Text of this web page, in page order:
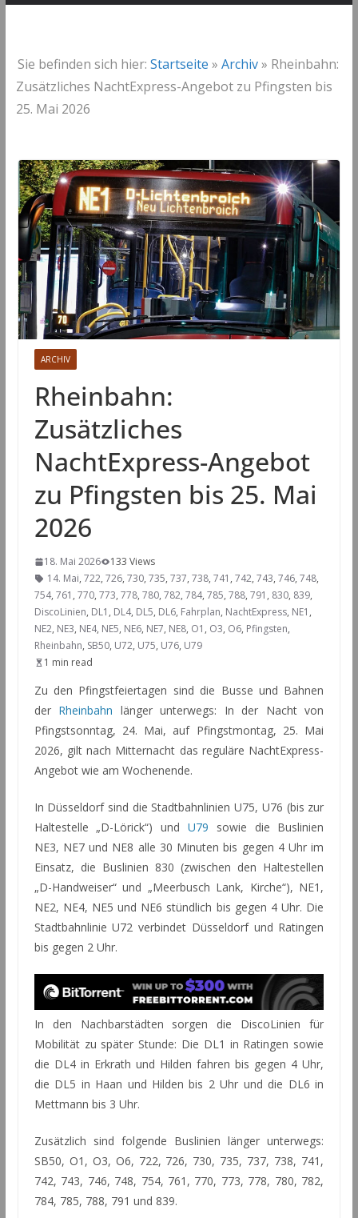
Sie befinden sich hier: Startseite » Archiv» Rheinbahn:
Zusätzliches NachtExpress-Angebot zu Pfingsten bis
25. Mai 2026
ARCHIV
Rheinbahn:
Zusätzliches
NachtExpress-Angebot
zu Pfingsten bis 25. Mai
2026
18. Mai 2026
133 Views
14. Mai, 722, 726, 730, 735, 737, 738, 741 , 742, 743, 746, 748,
754, 761 , 770, 773, 778, 780, 782, 784, 785, 788, 791 , 830, 839,
DiscoLinien, DL1 , DL4, DL5, DL6, Fahrplan, NachtExpress, NE1 ,
NE2, NE3, NE4, NE5, NE6, NE7, NE8, O1 , O3, O6, Pfingsten,
Rheinbahn, SB50, U72, U75, U76, U79
1 min read
Zu den Pfingstfeiertagen sind die Busse und Bahnen
der Rheinbahn länger unterwegs: In der Nacht von
Pfingstsonntag, 24. Mai, auf Pfingstmontag, 25. Mai
2026, gilt nach Mitternacht das reguläre NachtExpress-
Angebot wie am Wochenende.
In Düsseldorf sind die Stadtbahnlinien U75, U76 (bis zur
Haltestelle „D-Lörick“) und U79 sowie die Buslinien
NE3, NE7 und NE8 alle 30 Minuten bis gegen 4 Uhr im
Einsatz, die Buslinien 830 (zwischen den Haltestellen
„D-Handweiser“ und „Meerbusch Lank, Kirche“), NE1,
NE2, NE4, NE5 und NE6 stündlich bis gegen 4 Uhr. Die
Stadtbahnlinie U72 verbindet Düsseldorf und Ratingen
bis gegen 2 Uhr.
In den Nachbarstädten sorgen die DiscoLinien für
Mobilität zu später Stunde: Die DL1 in Ratingen sowie
die DL4 in Erkrath und Hilden fahren bis gegen 4 Uhr,
die DL5 in Haan und Hilden bis 2 Uhr und die DL6 in
Mettmann bis 3 Uhr.
Zusätzlich sind folgende Buslinien länger unterwegs:
SB50, O1, O3, O6, 722, 726, 730, 735, 737, 738, 741,
742, 743, 746, 748, 754, 761, 770, 773, 778, 780, 782,
784, 785, 788, 791 und 839.